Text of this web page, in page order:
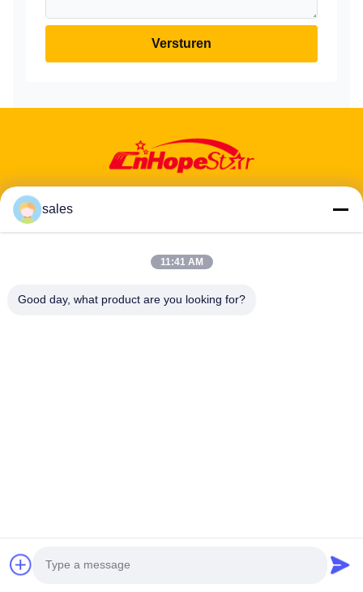
Versturen
Adres: 601-606, verdieping 6, gebouw E, Yuanfen Industrial Park,
Tel:86-13424296897
Copyright © 2021-2026 Shenzhen Hopestar SCI-TECH Co., Ltd.. Alle
rechten voorbehouden..
sales
11:41 AM
Good day, what product are you looking for?